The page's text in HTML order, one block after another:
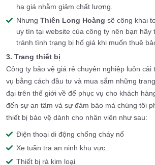
hạ giá nhằm giảm chất lượng.
Nhưng Thiên Long Hoàng sẽ công khai
uy tín tại website của công ty nên bạn hãy
tránh tình trạng bị hố giá khi muốn thuê
3. Trang thiết bị
Công ty bảo vệ giá rẻ chuyên nghiệp luôn cải
vụ bằng cách đầu tư và mua sắm những
đại trên thế giới về để phục vụ cho khách
đến sự an tâm và sự đảm bảo mà chúng tôi
thiết bị bảo vệ dành cho nhân viên như sau:
Điện thoại di động chống cháy nổ
Xe tuần tra an ninh khu vực.
Thiết bị rà kim loại